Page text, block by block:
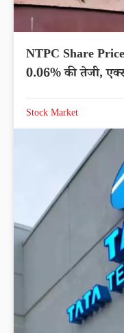
NTPC Share
0.06% की तेजी,
Stock Market